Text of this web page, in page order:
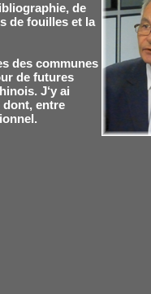
de
de fouilles et la
des communes
de futures
J‘y ai
dont, entre